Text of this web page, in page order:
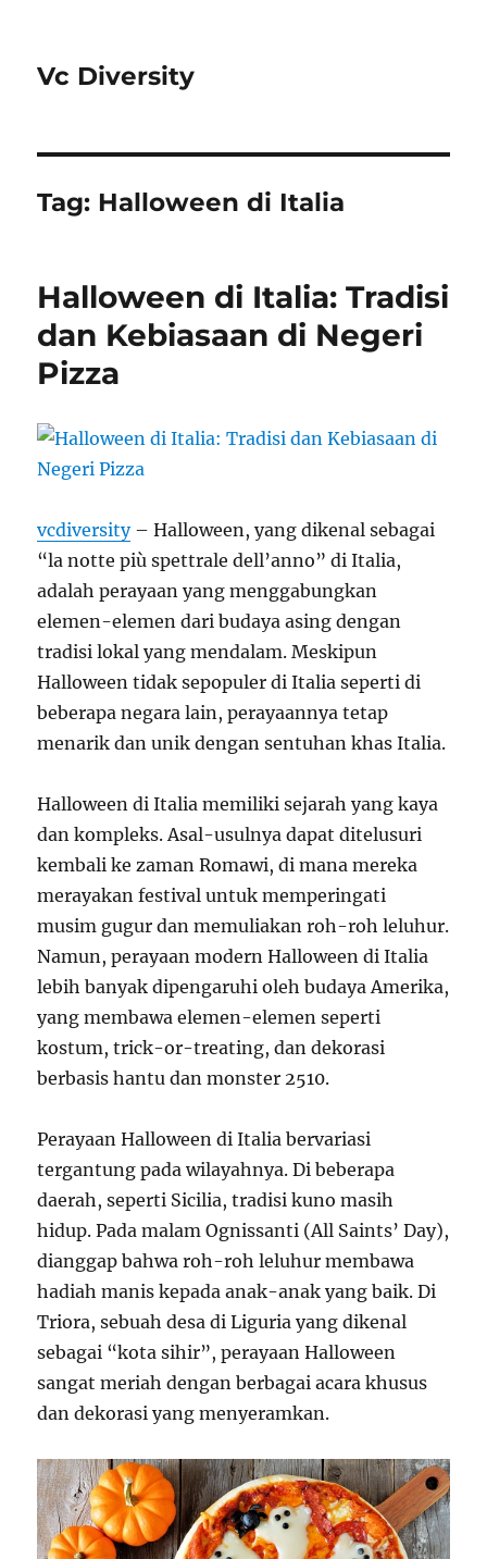
Vc Diversity
Tag: Halloween di Italia
Halloween di Italia: Tradisi
dan Kebiasaan di Negeri
Pizza
vcdiversity– Halloween, yang dikenal sebagai
“la notte più spettrale dell’anno” di Italia,
adalah perayaan yang menggabungkan
elemen-elemen dari budaya asing dengan
tradisi lokal yang mendalam. Meskipun
Halloween tidak sepopuler di Italia seperti di
beberapa negara lain, perayaannya tetap
menarik dan unik dengan sentuhan khas Italia.
Halloween di Italia memiliki sejarah yang kaya
dan kompleks. Asal-usulnya dapat ditelusuri
kembali ke zaman Romawi, di mana mereka
merayakan festival untuk memperingati
musim gugur dan memuliakan roh-roh leluhur.
Namun, perayaan modern Halloween di Italia
lebih banyak dipengaruhi oleh budaya Amerika,
yang membawa elemen-elemen seperti
kostum, trick-or-treating, dan dekorasi
berbasis hantu dan monster2510.
Perayaan Halloween di Italia bervariasi
tergantung pada wilayahnya. Di beberapa
daerah, seperti Sicilia, tradisi kuno masih
hidup. Pada malam Ognissanti (All Saints’ Day),
dianggap bahwa roh-roh leluhur membawa
hadiah manis kepada anak-anak yang baik. Di
Triora, sebuah desa di Liguria yang dikenal
sebagai “kota sihir”, perayaan Halloween
sangat meriah dengan berbagai acara khusus
dan dekorasi yang menyeramkan.